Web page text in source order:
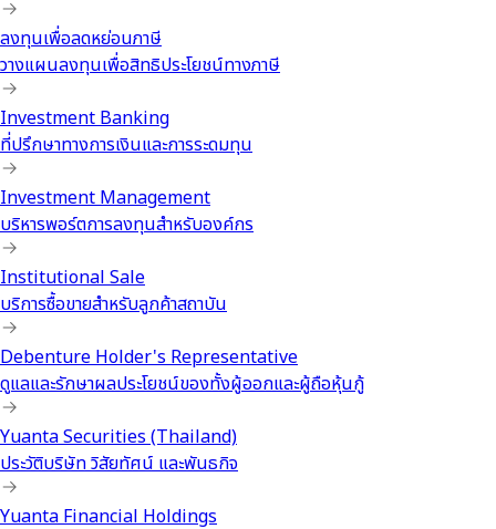
ลงทุนเพื่อลดหย่อนภาษี
วางแผนลงทุนเพื่อสิทธิประโยชน์ทางภาษี
Investment Banking
ที่ปรึกษาทางการเงินและการระดมทุน
Investment Management
บริหารพอร์ตการลงทุนสำหรับองค์กร
Institutional Sale
บริการซื้อขายสำหรับลูกค้าสถาบัน
Debenture Holder's Representative
ดูแลและรักษาผลประโยชน์ของทั้งผู้ออกและผู้ถือหุ้นกู้
Yuanta Securities (Thailand)
ประวัติบริษัท วิสัยทัศน์ และพันธกิจ
Yuanta Financial Holdings